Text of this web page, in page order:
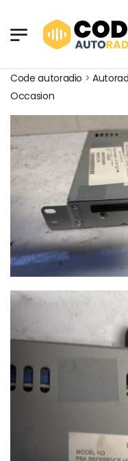
Code autoradio >
Occasion